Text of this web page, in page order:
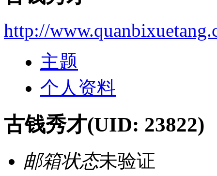
http://
主题
个人资料
古钱秀才(UID: 23822)
邮箱状态未验证